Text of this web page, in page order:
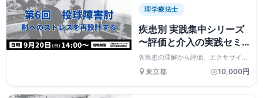
理学療法士
疾患別 実践集中シリーズ
〜評価と介入の実践セミ
ナー〜 投球障害肘 ― 肘
へのストレスを再設計す
各疾患の理解から評価、エクササイズ
介入までを実践的に学ぶシリーズ。事
前予習動画と対面実技を組み合わせ、
れを習得します。
東京都 10,000円